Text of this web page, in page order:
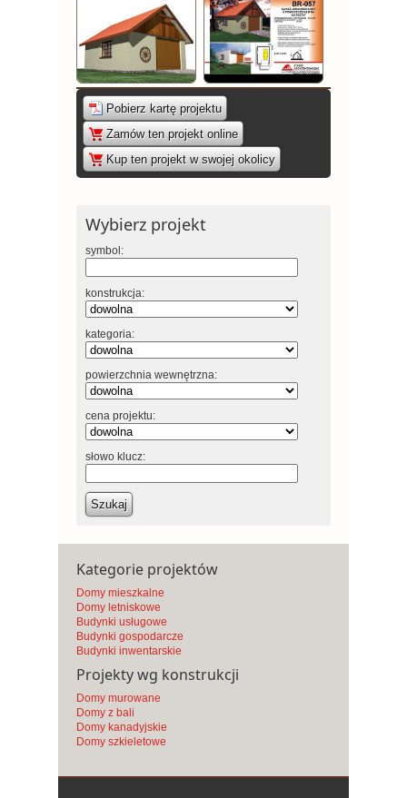
Pobierz kartę projektu
Zamów ten projekt online
Kup ten projekt w swojej okolicy
Wybierz projekt
symbol:
konstrukcja:
kategoria:
powierzchnia wewnętrzna:
cena projektu:
słowo klucz:
Szukaj
Kategorie projektów
Domy mieszkalne
Domy letniskowe
Budynki usługowe
Budynki gospodarcze
Budynki inwentarskie
Projekty wg konstrukcji
Domy murowane
Domy z bali
Domy kanadyjskie
Domy szkieletowe